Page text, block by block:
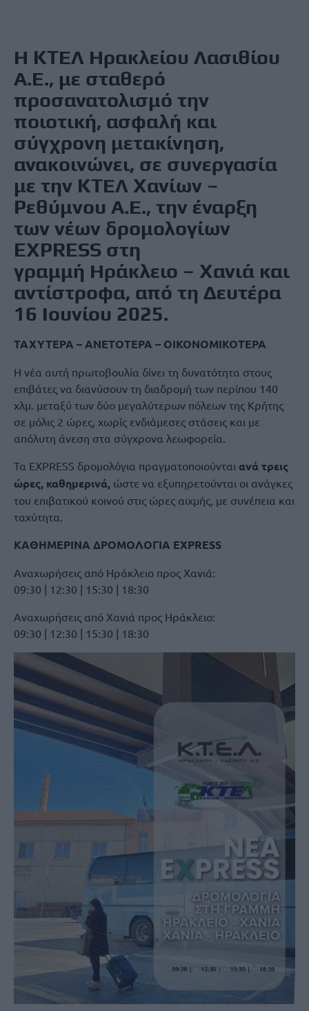
Η ΚΤΕΛ Ηρακλείου Λασιθίου
Α.Ε., με σταθερό
προσανατολισμό την
ποιοτική, ασφαλή και
σύγχρονη μετακίνηση,
ανακοινώνει, σε συνεργασία
με την ΚΤΕΛ Χανίων –
Ρεθύμνου Α.Ε., την έναρξη
των νέων δρομολογίων
EXPRESS στη
γραμμή Ηράκλειο – Χανιά και
αντίστροφα, από τη Δευτέρα
16 Ιουνίου 2025.
ΤΑΧΥΤΕΡΑ – ΑΝΕΤΟΤΕΡΑ – ΟΙΚΟΝΟΜΙΚΟΤΕΡΑ
Η νέα αυτή πρωτοβουλία δίνει τη δυνατότητα στους
επιβάτες να διανύσουν τη διαδρομή των περίπου 140
χλμ. μεταξύ των δύο μεγαλύτερων πόλεων της Κρήτης
σε μόλις 2 ώρες, χωρίς ενδιάμεσες στάσεις και με
απόλυτη άνεση στα σύγχρονα λεωφορεία.
Τα EXPRESS δρομολόγια πραγματοποιούνται ανά τρεις
ώρες, καθημερινά, ώστε να εξυπηρετούνται οι ανάγκες
του επιβατικού κοινού στις ώρες αιχμής, με συνέπεια και
ταχύτητα.
ΚΑΘΗΜΕΡΙΝΑ ΔΡΟΜΟΛΟΓΙΑ EXPRESS
Αναχωρήσεις από Ηράκλειο προς Χανιά:
09:30 | 12:30 | 15:30 | 18:30
Αναχωρήσεις από Χανιά προς Ηράκλειο:
09:30 | 12:30 | 15:30 | 18:30